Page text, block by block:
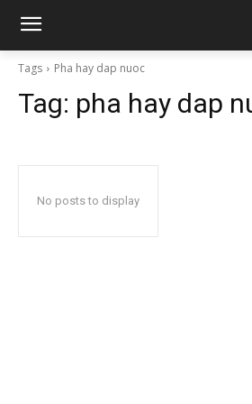
Tags Pha hay dap nuoc
Tag: pha hay dap
No posts to display